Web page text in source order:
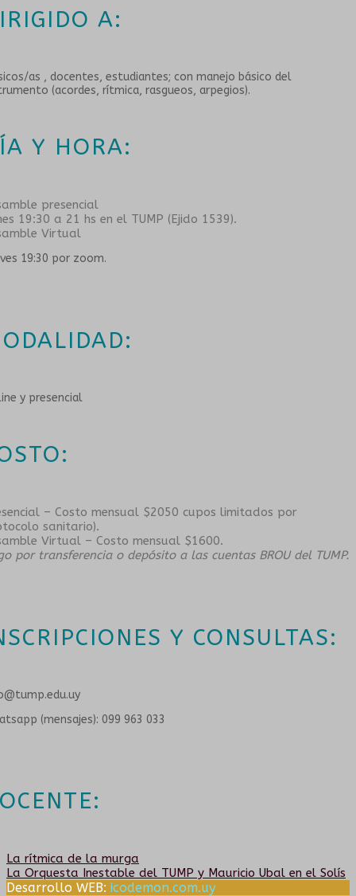
A:
as , docentes, estudiantes; con manejo básico del
(acordes, rítmica, rasgueos, arpegios).
Y HORA:
presencial
19:30 a 21 hs en el TUMP (Ejido 1539).
Virtual
19:30 por zoom.
y presencial
– Costo mensual $2050 cupos limitados por
sanitario).
Virtual – Costo mensual $1600.
por transferencia o depósito a las cuentas BROU del TUMP.
Y CONSULTAS:
(mensajes): 099 963 033
Navegación
Anterior:
La rítmica de la murga
Siguiente:
La Orquesta Inestable del TUMP y Mauricio Ubal en el Solís
Desarrollo WEB: icodemon.com.uy